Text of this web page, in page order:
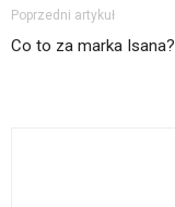
Poprzedni artykuł
Co to za marka Isana?